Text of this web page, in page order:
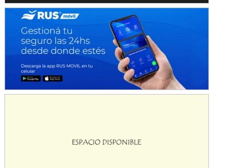
CSK - F7
Juventud Unida (Tierra)
Humboldt (Santa Fe)
NORESTE SANTAFESINO - F6
Ciudad de Avellaneda (Asfalto)
Avellaneda (Santa Fe)
SUR SANTAFESINO - F4